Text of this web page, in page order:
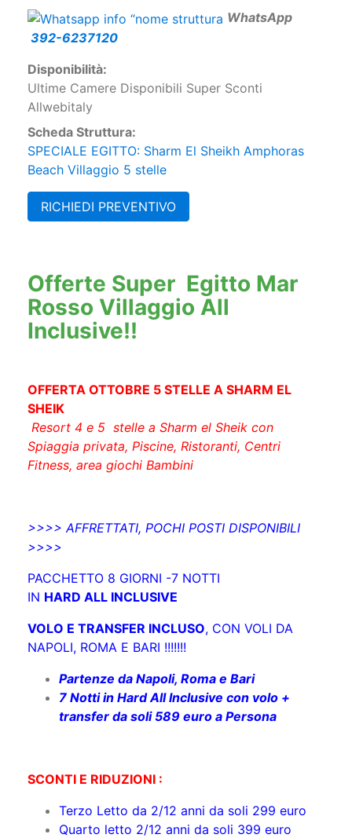
WhatsApp
392-6237120
Disponibilità:
Ultime Camere Disponibili Super Sconti
Allwebitaly
Scheda Struttura:
SPECIALE EGITTO: Sharm El Sheikh Amphoras
Beach Villaggio 5 stelle
RICHIEDI PREVENTIVO
Offerte Super Egitto Mar
Rosso Villaggio All
Inclusive!!
OFFERTA OTTOBRE 5 STELLE A SHARM EL
SHEIK
Resort 4 e 5 stelle a Sharm el Sheik con
Spiaggia privata, Piscine, Ristoranti, Centri
Fitness, area giochi Bambini
>>>> AFFRETTATI, POCHI POSTI DISPONIBILI
>>>>
PACCHETTO 8 GIORNI -7 NOTTI
IN HARD ALL INCLUSIVE
VOLO E TRANSFER INCLUSO, CON VOLI DA
NAPOLI, ROMA E BARI !!!!!!!
Partenze da Napoli, Roma e Bari
7 Notti in Hard All Inclusive con volo +
transfer da soli 589 euro a Persona
SCONTI E RIDUZIONI :
Terzo Letto da 2/12 anni da soli 299 euro
Quarto letto 2/12 anni da soli 399 euro